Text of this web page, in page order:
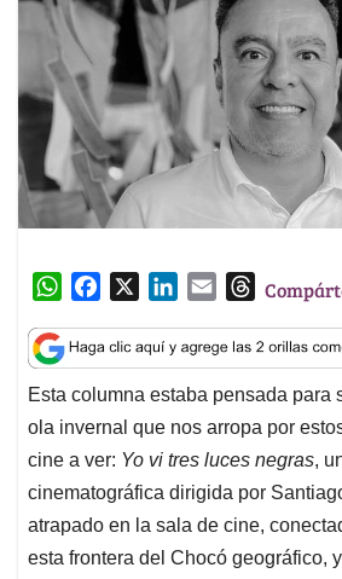
W
a
t
s
A
p
p
c
e
b
o
o
k
n
k
e
d
I
n
a
i
l
T
r
e
a
d
s
Esta columna estaba pensada para
ola invernal que nos arropa por
cine a ver: Yo vi tres luces negras,
cinematográfica dirigida por
atrapado en la sala de cine,
esta frontera del Chocó geográfico,